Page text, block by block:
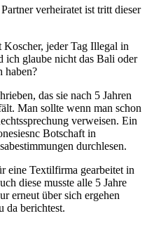
verheiratet ist tritt dieser
Koscher, jeder Tag Illegal in
glaube nicht das Bali oder
haben?
das sie nach 5 Jahren
Man sollte wenn man schon
verweisen. Ein
Botschaft in
durchlesen.
eine Textilfirma gearbeitet in
diese musste alle 5 Jahre
erneut über sich ergehen
da berichtest.